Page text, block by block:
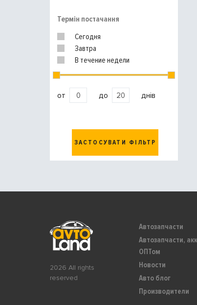
Термін постачання
Сегодня
Завтра
В течение недели
от до днів
ЗАСТОСУВАТИ ФІЛЬТР
2026 All rights
reserved
Автозапчасти
Автозапчасти,
ОПТом
Новости
Авто блог
Производители